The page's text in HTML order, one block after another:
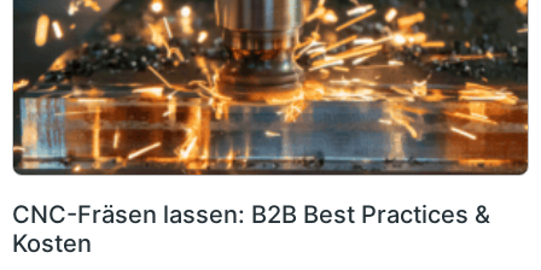
CNC-Fräsen lassen: B2B Best Practices &
Kosten